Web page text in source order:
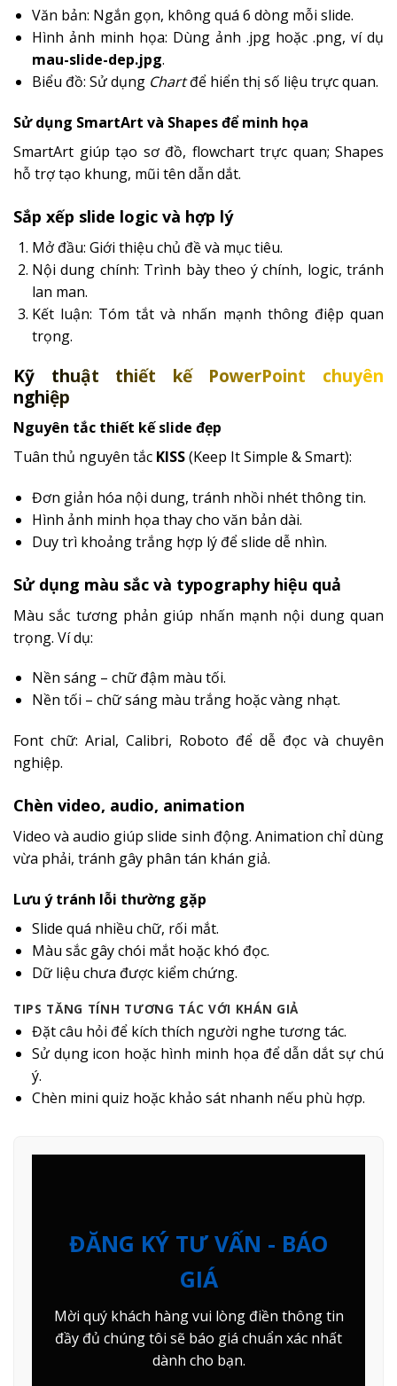
Văn bản: Ngắn gọn, không quá 6 dòng mỗi slide.
Hình ảnh minh họa: Dùng ảnh .jpg hoặc .png, ví dụ
mau-slide-dep.jpg.
Biểu đồ: Sử dụng Chartđể hiển thị số liệu trực quan.
Sử dụng SmartArt và Shapes để minh họa
SmartArt giúp tạo sơ đồ, flowchart trực quan; Shapes
hỗ trợ tạo khung, mũi tên dẫn dắt.
Sắp xếp slide logic và hợp lý
Mở đầu: Giới thiệu chủ đề và mục tiêu.
Nội dung chính: Trình bày theo ý chính, logic, tránh
lan man.
Kết luận: Tóm tắt và nhấn mạnh thông điệp quan
trọng.
Kỹ thuật thiết kế PowerPoint chuyên
nghiệp
Nguyên tắc thiết kế slide đẹp
Tuân thủ nguyên tắc KISS(Keep It Simple & Smart):
Đơn giản hóa nội dung, tránh nhồi nhét thông tin.
Hình ảnh minh họa thay cho văn bản dài.
Duy trì khoảng trắng hợp lý để slide dễ nhìn.
Sử dụng màu sắc và typography hiệu quả
Màu sắc tương phản giúp nhấn mạnh nội dung quan
trọng. Ví dụ:
Nền sáng – chữ đậm màu tối.
Nền tối – chữ sáng màu trắng hoặc vàng nhạt.
Font chữ: Arial, Calibri, Roboto để dễ đọc và chuyên
nghiệp.
Chèn video, audio, animation
Video và audio giúp slide sinh động. Animation chỉ dùng
vừa phải, tránh gây phân tán khán giả.
Lưu ý tránh lỗi thường gặp
Slide quá nhiều chữ, rối mắt.
Màu sắc gây chói mắt hoặc khó đọc.
Dữ liệu chưa được kiểm chứng.
TIPS TĂNG TÍNH TƯƠNG TÁC VỚI KHÁN GIẢ
Đặt câu hỏi để kích thích người nghe tương tác.
Sử dụng icon hoặc hình minh họa để dẫn dắt sự chú
ý.
Chèn mini quiz hoặc khảo sát nhanh nếu phù hợp.
ĐĂNG KÝ TƯ VẤN - BÁO
GIÁ
Mời quý khách hàng vui lòng điền thông tin
đầy đủ chúng tôi sẽ báo giá chuẩn xác nhất
dành cho bạn.